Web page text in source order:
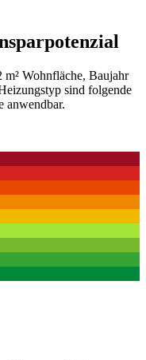
Wohnfläche, Baujahr
sind folgende
anwendbar.